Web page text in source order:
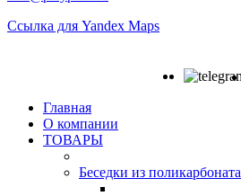
Ссылка для Yandex Maps
Главная
О компании
ТОВАРЫ
Беседки из поликарбоната